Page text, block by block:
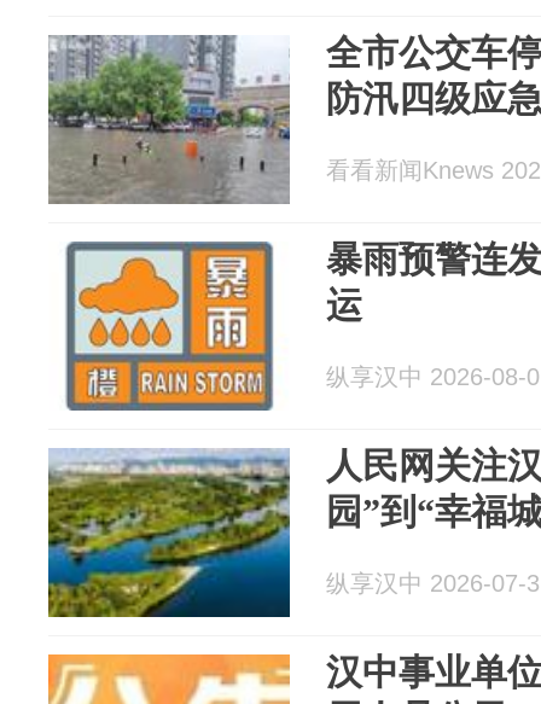
全市公交车
防汛四级应
看看新闻Knews
暴雨预警连
运
纵享汉中 2026-08-
人民网关注
园”到“幸福
纵享汉中 2026-07-
汉中事业单